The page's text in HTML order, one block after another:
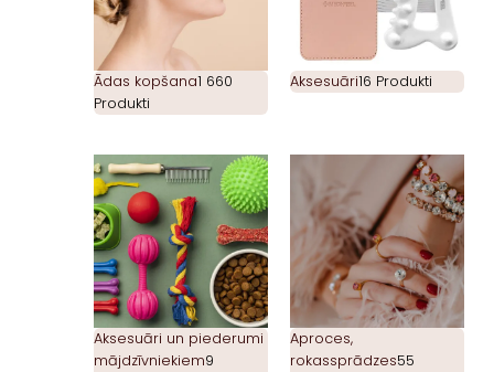
Ādas kopšana1 660
Produkti
Aksesuāri16 Produkti
Aksesuāri un piederumi
mājdzīvniekiem9
Aproces,
rokassprādzes55